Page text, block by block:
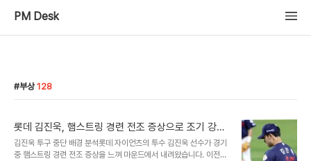
PM Desk
부상 128
롯데 김진욱, 햄스트링 경련 전조 증상으로 조기 강
판…팀 패배 나비효과
김진욱 투구 중단 배경 분석롯데 자이언츠의 투수 김진욱 선수가 경기
중 햄스트링 경련 전조 증상을 느껴 마운드에서 내려왔습니다. 이전에